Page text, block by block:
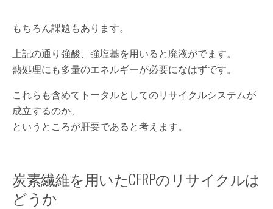
もちろん課題もあります。
上記の通り強酸、強塩基を用いると廃液がでます。
熱処理にも多量のエネルギーが必要になはずです。
これらも含めてトータルとしてのリサイクルシステムが
成立するのか、
というところが肝要であると考えます。
炭素繊維を用いたCFRPのリサイクルは
どうか